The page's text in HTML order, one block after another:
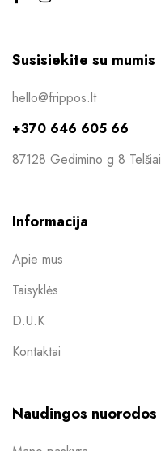
Susisiekite su mumis
hello@frippos.lt
+370 646 605 66
87128 Gedimino g 8 Telšiai
Informacija
Apie mus
Taisyklės
D.U.K
Kontaktai
Naudingos nuorodos